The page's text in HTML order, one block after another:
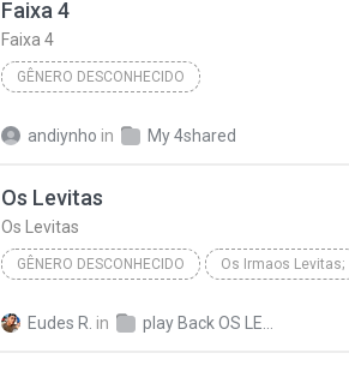
Faixa 4
Faixa 4
GÊNERO DESCONHECIDO
andiynho in My 4shared
Os Levitas
Os Levitas
GÊNERO DESCONHECIDO Os Irmaos Levitas;
Eudes R. in